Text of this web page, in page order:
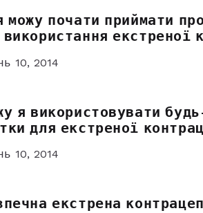
можу почати приймати
використання екстреної
10, 2014
я використовувати
для екстреної
10, 2014
екстрена